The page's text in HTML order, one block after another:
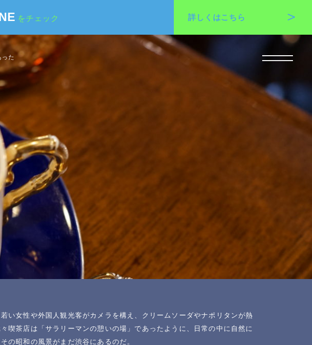
をチェック 詳しくはこちら
った
い女性や外国人観光客がカメラを構え、クリームソーダやナポリタンが熱
喫茶店は「サラリーマンの憩いの場」であったように、日常の中に自然に
の昭和の風景がまだ渋谷にあるのだ。